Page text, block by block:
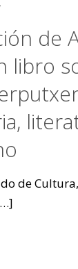
de
libro
Cultura,